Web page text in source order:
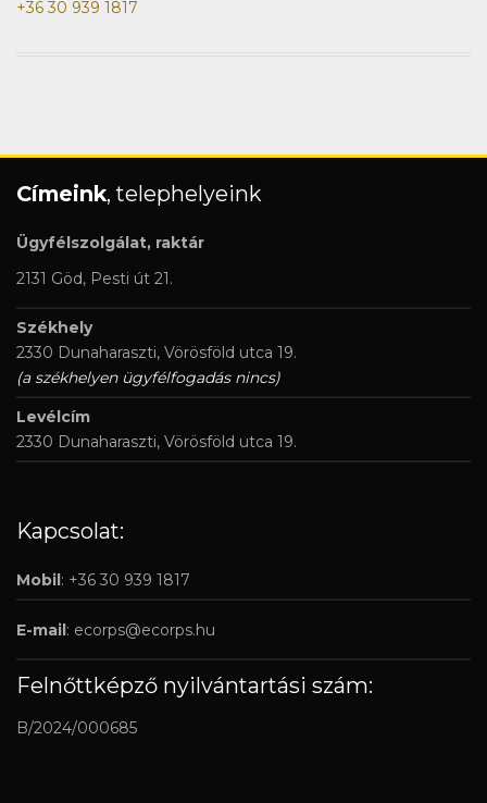
+36 30 939 1817
Címeink, telephelyeink
Ügyfélszolgálat, raktár
2131 Göd, Pesti út 21.
Székhely
2330 Dunaharaszti, Vörösföld utca 19.
(a székhelyen ügyfélfogadás nincs)
Levélcím
2330 Dunaharaszti, Vörösföld utca 19.
Kapcsolat:
Mobil: +36 30 939 1817
E-mail: ecorps@ecorps.hu
Felnőttképző nyilvántartási szám:
B/2024/000685